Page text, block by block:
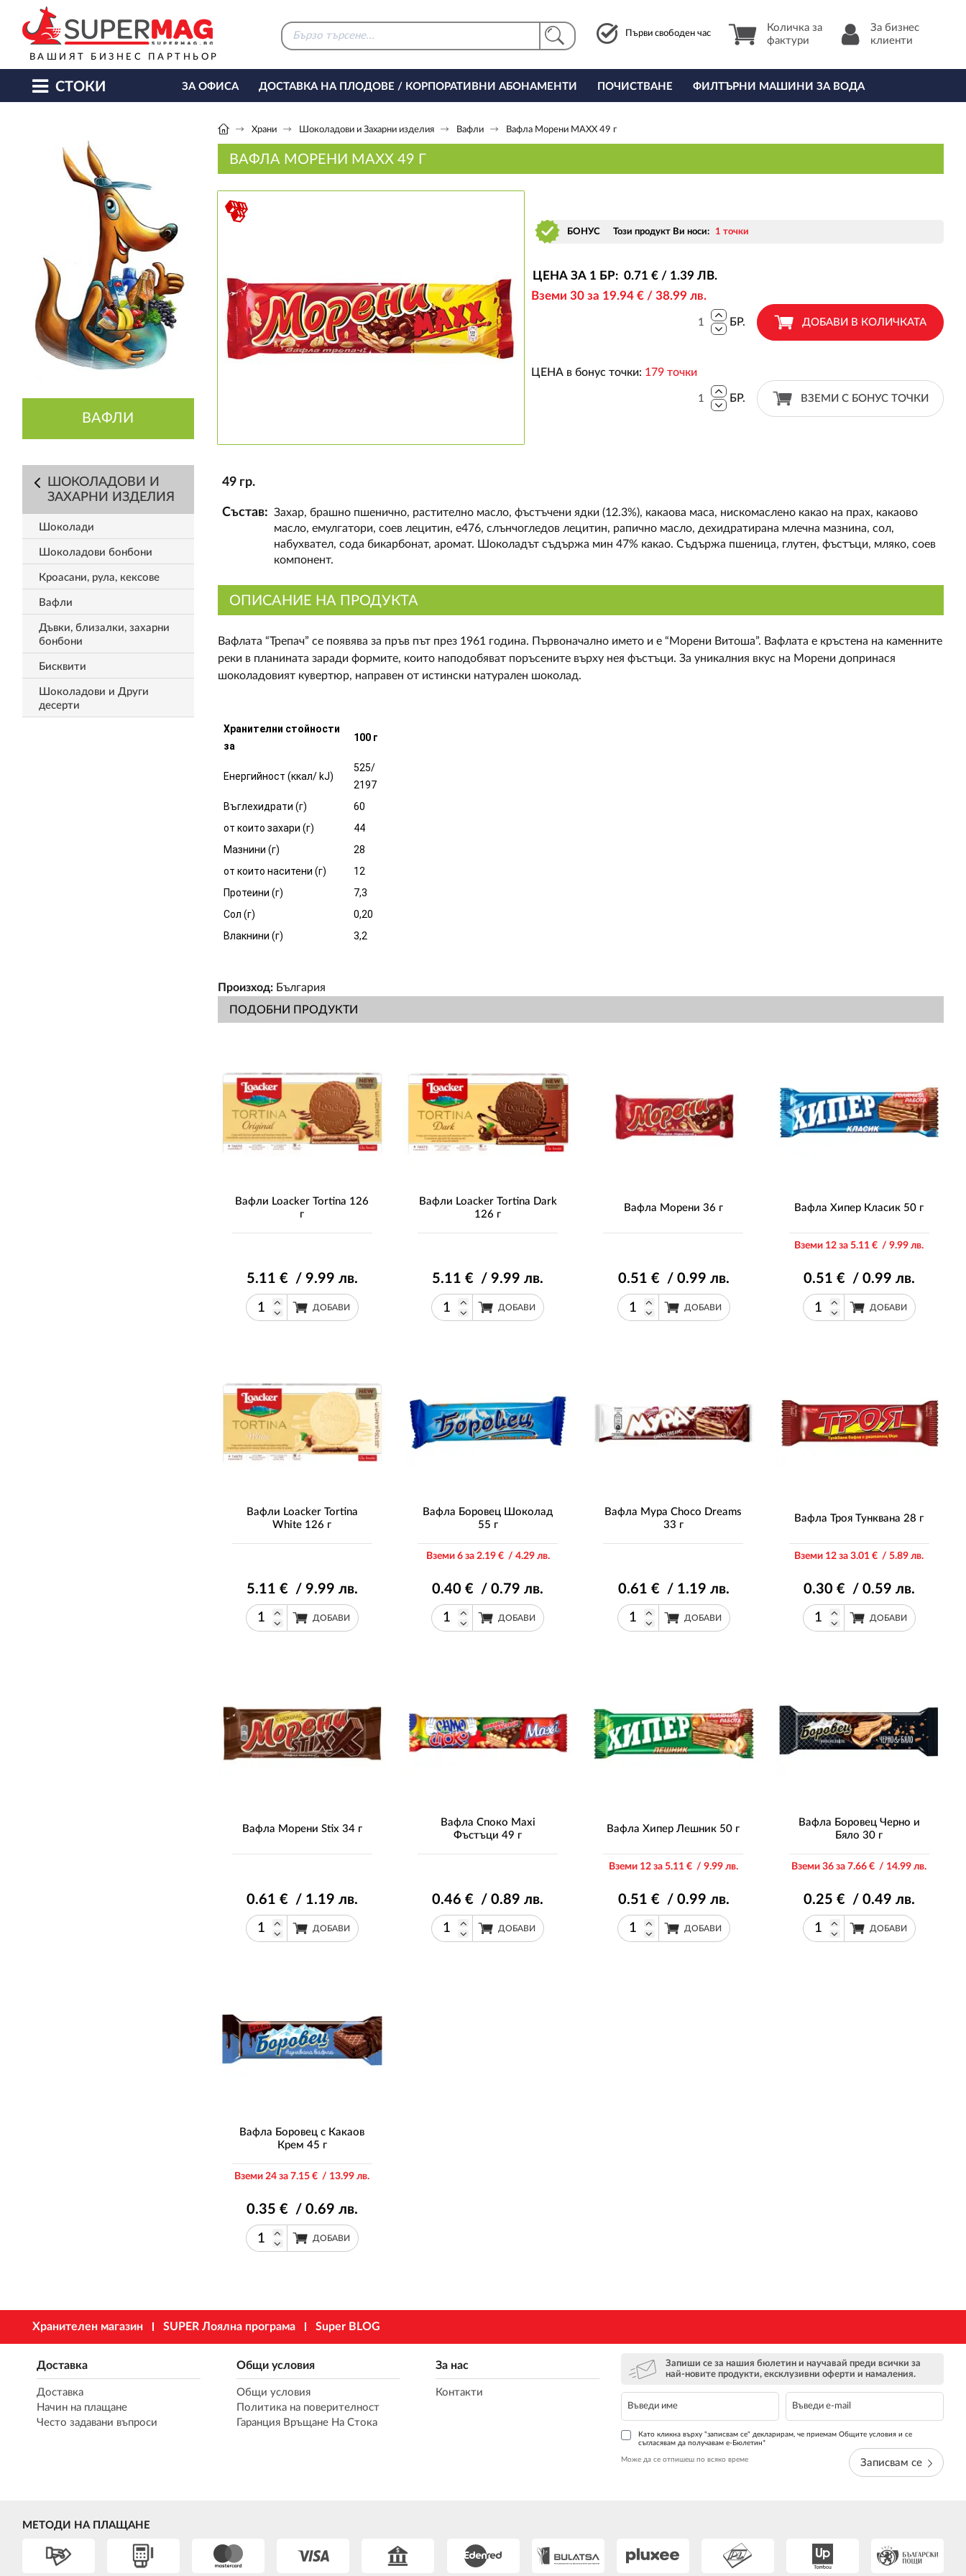
ВАШИЯТ БИЗНЕС ПАРТНЬОР
Първи свободен час
Количка за
фактури
За бизнес
клиенти
СТОКИ ЗА ОФИСА ДОСТАВКА НА ПЛОДОВЕ / КОРПОРАТИВНИ АБОНАМЕНТИ ПОЧИСТВАНЕ ФИЛТЪРНИ МАШИНИ ЗА ВОДА
ВАФЛИ
ШОКОЛАДОВИ И
ЗАХАРНИ ИЗДЕЛИЯ
Шоколади
Шоколадови бонбони
Кроасани, рула, кексове
Вафли
Дъвки, близалки, захарни
бонбони
Бисквити
Шоколадови и Други
десерти
Храни Шоколадови и Захарни изделия Вафли Вафла Морени MAXX 49 г
ВАФЛА МОРЕНИ MAXX 49 Г
БОНУС Този продукт Ви носи: 1 точки
ЦЕНА ЗА 1 БР: 0.71 € / 1.39 ЛВ.
Вземи 30 за 19.94€ / 38.99 лв.
БР. ДОБАВИ В КОЛИЧКАТА
ЦЕНА в бонус точки: 179 точки
БР. ВЗЕМИ С БОНУС ТОЧКИ
49 гр.
Състав: Захар, брашно пшенично, растително масло, фъстъчени ядки (12.3%), какаова маса, нискомаслено какао на прах, какаово
масло, емулгатори, соев лецитин, е476, слънчогледов лецитин, рапично масло, дехидратирана млечна мазнина, сол,
набухвател, сода бикарбонат, аромат. Шоколадът съдържа мин 47% какао. Съдържа пшеница, глутен, фъстъци, мляко, соев
компонент.
ОПИСАНИЕ НА ПРОДУКТА
Вафлата “Трепач” се появява за пръв път през 1961 година. Първоначално името и е “Морени Витоша”. Вафлата е кръстена на каменните
реки в планината заради формите, които наподобяват поръсените върху нея фъстъци. За уникалния вкус на Морени допринася
шоколадовият кyвертюр, направен от истински натурален шоколад.
Хранителни стойности
за
100 г
Енергийност (ккал/ kJ)
525/
2197
Въглехидрати (г)
60
от които захари (г)
44
Мазнини (г)
28
от които наситени (г)
12
Протеини (г)
7,3
Сол (г)
0,20
Влакнини (г)
3,2
Произход:България
ПОДОБНИ ПРОДУКТИ
Вафли Loacker Tortina 126
г
5.11 € / 9.99 лв.
ДОБАВИ
Вафли Loacker Tortina Dark
126 г
5.11 € / 9.99 лв.
ДОБАВИ
Вафла Морени 36 г
0.51 € / 0.99 лв.
ДОБАВИ
Вафла Хипер Класик 50 г
Вземи 12 за 5.11 € / 9.99 лв.
0.51 € / 0.99 лв.
ДОБАВИ
Вафли Loacker Tortina
White 126 г
5.11 € / 9.99 лв.
ДОБАВИ
Вафла Боровец Шоколад
55 г
Вземи 6 за 2.19€ / 4.29лв.
0.40 € / 0.79 лв.
ДОБАВИ
Вафла Мура Choco Dreams
33 г
0.61 € / 1.19 лв.
ДОБАВИ
Вафла Троя Тунквана 28 г
Вземи 12 за 3.01 € / 5.89 лв.
0.30 € / 0.59 лв.
ДОБАВИ
Вафла Морени Stix 34 г
0.61 € / 1.19 лв.
ДОБАВИ
Вафла Споко Maxi
Фъстъци 49 г
0.46 € / 0.89 лв.
ДОБАВИ
Вафла Хипер Лешник 50 г
Вземи 12 за 5.11 € / 9.99 лв.
0.51 € / 0.99 лв.
ДОБАВИ
Вафла Боровец Черно и
Бяло 30 г
Вземи 36 за 7.66 € / 14.99 лв.
0.25 € / 0.49 лв.
ДОБАВИ
Вафла Боровец с Какаов
Крем 45 г
Вземи 24 за 7.15 € / 13.99 лв.
0.35 € / 0.69 лв.
ДОБАВИ
Хранителен магазин SUPER Лоялна програма Super BLOG
Доставка
Доставка
Начин на плащане
Често задавани въпроси
Общи условия
Общи условия
Политика на поверителност
Гаранция Връщане На Стока
За нас
Контакти
Запиши се за нашия бюлетин и научавай преди всички за
най-новите продукти, ексклузивни оферти и намаления.
Като кликна върху "записвам се" декларирам, че приемам Общите условия и се
съгласявам да получавам е-Бюлетин*
Може да се отпишеш по всяко време Записвам се
МЕТОДИ НА ПЛАЩАНЕ